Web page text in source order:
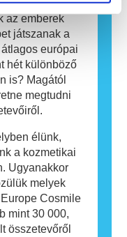
nem
az emberek
játszanak a
európai
hét különböző
is? Magától
megtudni
élünk,
a kozmetikai
Ugyanakkor
melyek
Cosmile
mint 30 000,
összetevőről